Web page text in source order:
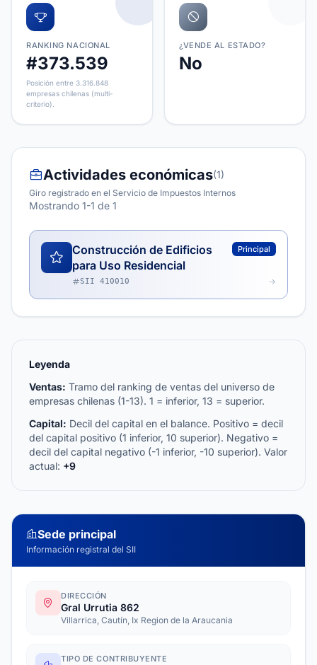
RANKING NACIONAL
#373.539
Posición entre 3.316.848
empresas chilenas (multi-
criterio).
¿VENDE AL ESTADO?
No
Actividades económicas(1)
Giro registrado en el Servicio de Impuestos Internos
Mostrando 1-1 de 1
Construcción de Edificios
para Uso Residencial
Principal
SII 410010
Leyenda
Ventas: Tramo del ranking de ventas del universo de
empresas chilenas (1-13). 1 = inferior, 13 = superior.
Capital: Decil del capital en el balance. Positivo = decil
del capital positivo (1 inferior, 10 superior). Negativo =
decil del capital negativo (-1 inferior, -10 superior). Valor
actual: +9
Sede principal
Información registral del SII
DIRECCIÓN
Gral Urrutia 862
Villarrica, Cautín, Ix Region de la Araucania
TIPO DE CONTRIBUYENTE